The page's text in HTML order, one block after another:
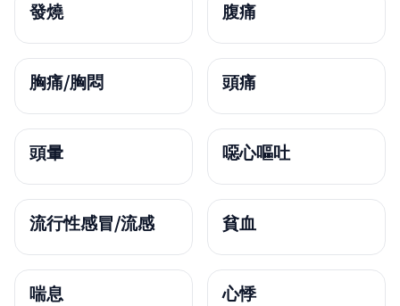
發燒 腹痛
胸痛/胸悶 頭痛
頭暈 噁心嘔吐
流行性感冒/流感 貧血
喘息 心悸